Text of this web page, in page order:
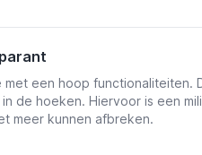
een hoop
de hoeken. Hiervoor is een
meer kunnen afbreken.